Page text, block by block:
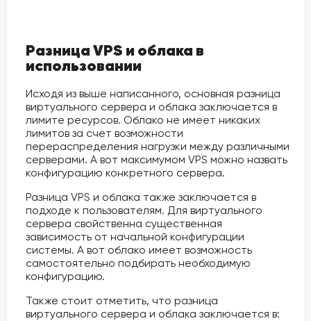
Разница VPS и облака в
использовании
Исходя из выше написанного, основная разница
виртуального сервера и облака заключается в
лимите ресурсов. Облако не имеет никаких
лимитов за счет возможности
перераспределения нагрузки между различными
серверами. А вот максимумом VPS можно назвать
конфигурацию конкретного сервера.
Разница VPS и облака также заключается в
подходе к пользователям. Для виртуального
сервера свойственна существенная
зависимость от начальной конфигурации
системы. А вот облако имеет возможность
самостоятельно подбирать необходимую
конфигурацию.
Также стоит отметить, что разница
виртуального сервера и облака заключается в: